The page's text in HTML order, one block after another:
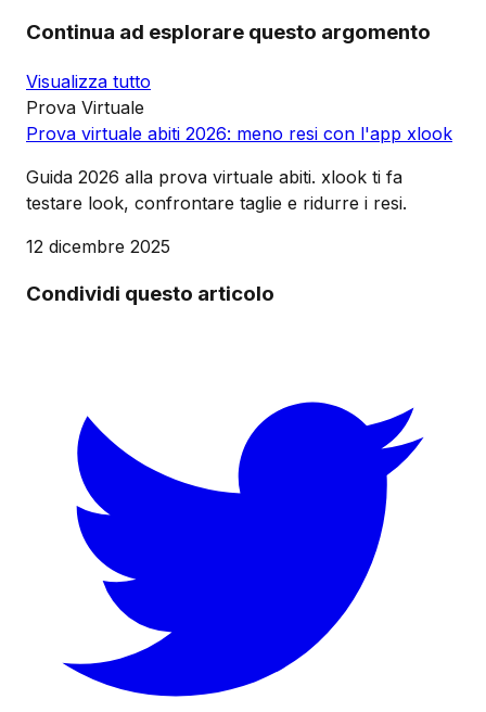
Continua ad esplorare questo argomento
Visualizza tutto
Prova Virtuale
Prova virtuale abiti 2026: meno resi con l'app xlook
Guida 2026 alla prova virtuale abiti. xlook ti fa
testare look, confrontare taglie e ridurre i resi.
12 dicembre 2025
Condividi questo articolo